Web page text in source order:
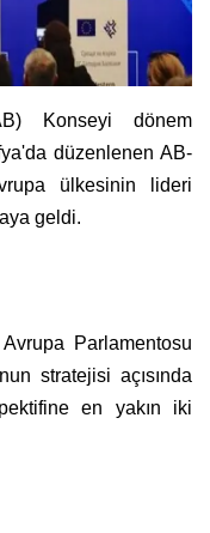
Konseyi dönem
düzenlenen AB-
ülkesinin lideri
geldi.
Parlamentosu
stratejisi açısında
en yakın iki